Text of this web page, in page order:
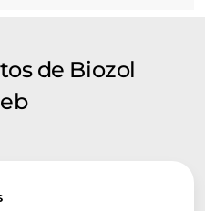
de Biozol